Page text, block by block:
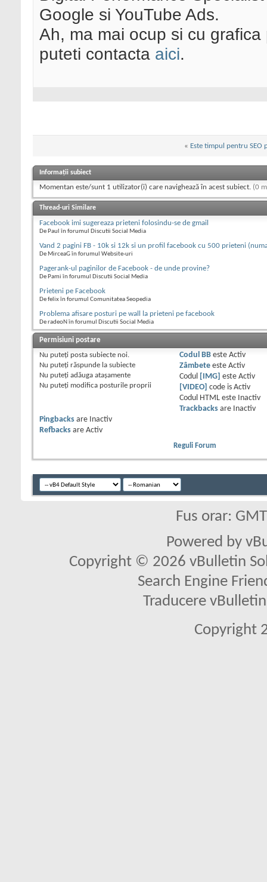
Google si YouTube Ads.
Ah, ma mai ocup si cu
puteti contacta aici.
« Este timpul pentru SEO
Informații subiect
Momentan este/sunt 1 utilizator(i) care navighează în acest subiect. (0
Thread-uri Similare
Facebook imi sugereaza prieteni folosindu-se de gmail
De Paul în forumul Discutii Social Media
Vand 2 pagini FB - 10k si 12k si un profil facebook cu 500 prieteni
De MirceaG în forumul Website-uri
Pagerank-ul paginilor de Facebook - de unde provine?
De Pami în forumul Discutii Social Media
Prieteni pe Facebook
De felix în forumul Comunitatea Seopedia
Problema afisare posturi pe wall la prieteni pe facebook
De radeoN în forumul Discutii Social Media
Permisiuni postare
Nu puteţi posta subiecte noi.
Nu puteţi răspunde la subiecte
Nu puteţi adăuga ataşamente
Nu puteţi modifica posturile proprii
Codul BBeste Activ
Zâmbeteeste Activ
Codul
[IMG] este Activ
[VIDEO]
code is Activ
Codul HTML este
Inactiv
Trackbacksare
Inactiv
Pingbacks are
Inactiv
Refbacks are Activ
Reguli Forum
Fus orar:
Powered by
Copyright © 2026 vBulletin
Search Engine
Traducere
Copyright